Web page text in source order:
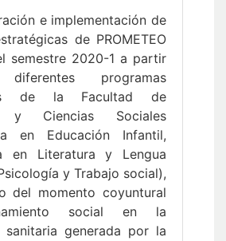
e implementación de
de PROMETEO
semestre 2020-1 a partir
programas
de la Facultad de
y Ciencias Sociales
en Educación Infantil,
en Literatura y Lengua
y Trabajo social),
del momento coyuntural
social en la
sanitaria generada por la